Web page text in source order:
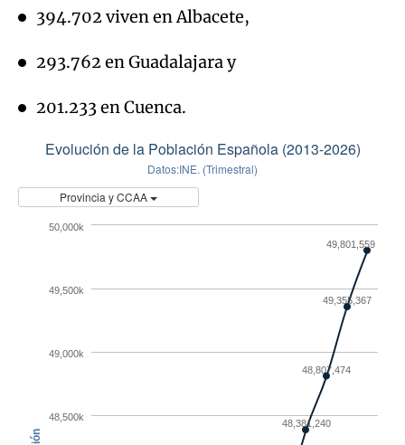
394.702 viven en Albacete,
293.762 en Guadalajara y
201.233 en Cuenca.